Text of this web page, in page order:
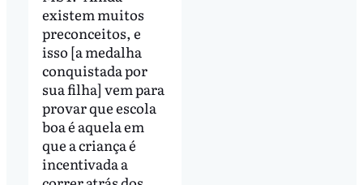
existem muitos
preconceitos, e
isso [a medalha
conquistada por
sua filha] vem para
provar que escola
boa é aquela em
que a criança é
incentivada a